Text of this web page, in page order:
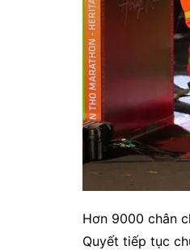
Hơn 9000 chân
Quyết tiếp tục